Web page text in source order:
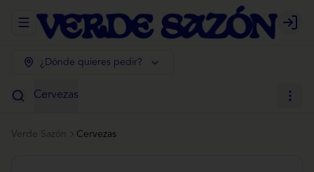
Abrir menu de navegación Login
¿Dónde quieres pedir?
Cervezas
Verde Sazón Cervezas